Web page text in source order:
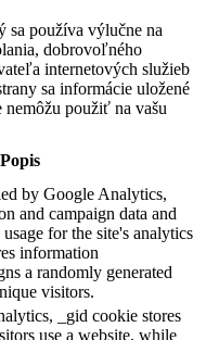
sa používa výlučne na
dobrovoľného
internetových služieb
sa informácie uložené
nemôžu použiť na vašu
Popis
by Google Analytics,
and campaign data and
for the site's analytics
information
a randomly generated
visitors.
_gid cookie stores
use a website, while